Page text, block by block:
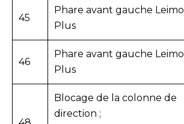
45
Phare avant gauche Leimo
Plus
46
Phare avant gauche Leimo
Plus
Blocage de la colonne de
direction ;